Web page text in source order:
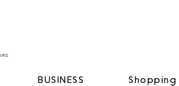
BUSINESS Shopping